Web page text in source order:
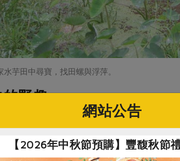
芋田中尋寶，找田螺與浮萍。
野趣
趣的短途旅程。因山區已在雨水中泡了十幾天
趣，同時也看到農場裡各種與野草共生的冬季
結束。一整天下來，行程十分豐富，飽覽山光
網站公告
【2026年中秋節預購】豐馥秋節